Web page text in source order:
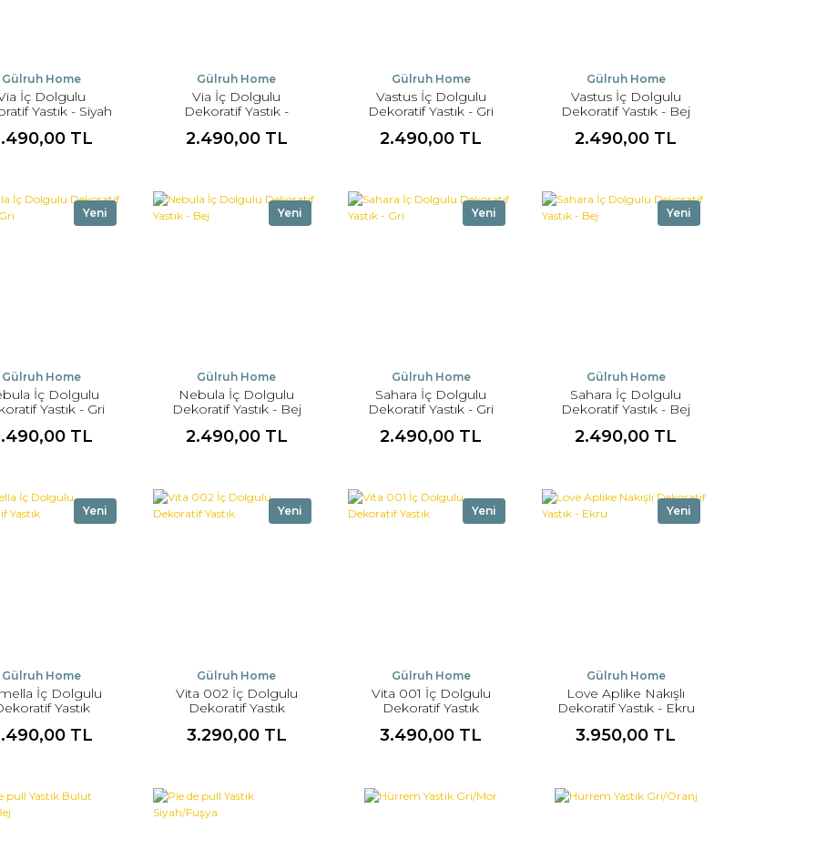
Gülruh Home
İç Dolgulu
Yastık - Siyah
TL
Gülruh Home
Via İç Dolgulu
Dekoratif Yastık -
2.490,00 TL
Gülruh Home
Vastus İç Dolgulu
Dekoratif Yastık - Gri
2.490,00 TL
Gülruh Home
Vastus İç Dolgulu
Dekoratif Yastık - Bej
2.490,00 TL
Yeni
Gülruh Home
İç Dolgulu
Yastık - Gri
TL
Yeni
Gülruh Home
Nebula İç Dolgulu
Dekoratif Yastık - Bej
2.490,00 TL
Yeni
Gülruh Home
Sahara İç Dolgulu
Dekoratif Yastık - Gri
2.490,00 TL
Yeni
Gülruh Home
Sahara İç Dolgulu
Dekoratif Yastık - Bej
2.490,00 TL
Yeni
Gülruh Home
İç Dolgulu
Yastık
TL
Yeni
Gülruh Home
Vita 002 İç Dolgulu
Dekoratif Yastık
3.290,00 TL
Yeni
Gülruh Home
Vita 001 İç Dolgulu
Dekoratif Yastık
3.490,00 TL
Yeni
Gülruh Home
Love Aplike Nakışlı
Dekoratif Yastık - Ekru
3.950,00 TL